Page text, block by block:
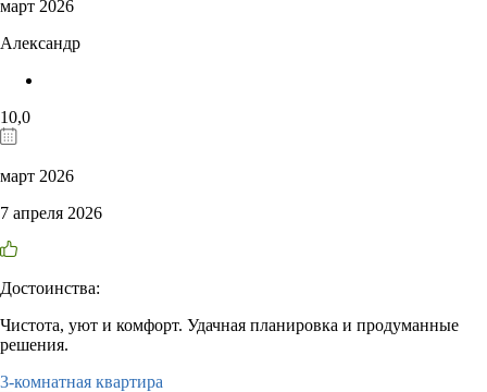
март 2026
Александр
10,0
март 2026
7 апреля 2026
Достоинства:
Чистота, уют и комфорт. Удачная планировка и продуманные
решения.
3-комнатная квартира